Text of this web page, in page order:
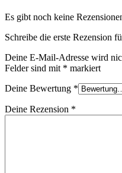
Es gibt noch keine
Schreibe die erste Rezension
Deine E-Mail-Adresse wird
Felder sind mit * markiert
Deine Bewertung *
Deine Rezension *